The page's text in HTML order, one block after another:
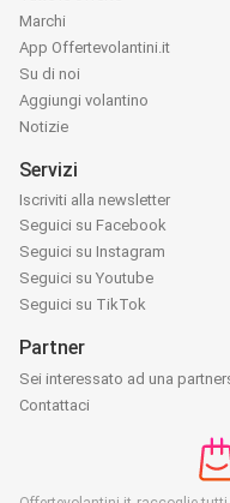
Marchi
App Offertevolantini.it
Su di noi
Aggiungi volantino
Notizie
Servizi
Iscriviti alla newsletter
Seguici su Facebook
Seguici su Instagram
Seguici su Youtube
Seguici su TikTok
Partner
Sei interessato ad una
Contattaci